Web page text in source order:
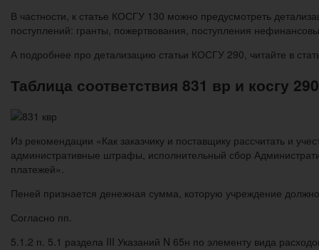
В частности, к статье КОСГУ 130 можно предусмотреть
поступлений: гранты, пожертвования, поступления
А подробнее про детализацию статьи КОСГУ 290, читайте в
Таблица соответствия 831 вр и косгу
Из рекомендации «Как заказчику и поставщику рассчитать и
административные штрафы, исполнительный сбор
платежей».
Пеней признается денежная сумма, которую учреждение
Согласно пп.
5.1.2 п. 5.1 раздела III Указаний N 65н по элементу вида